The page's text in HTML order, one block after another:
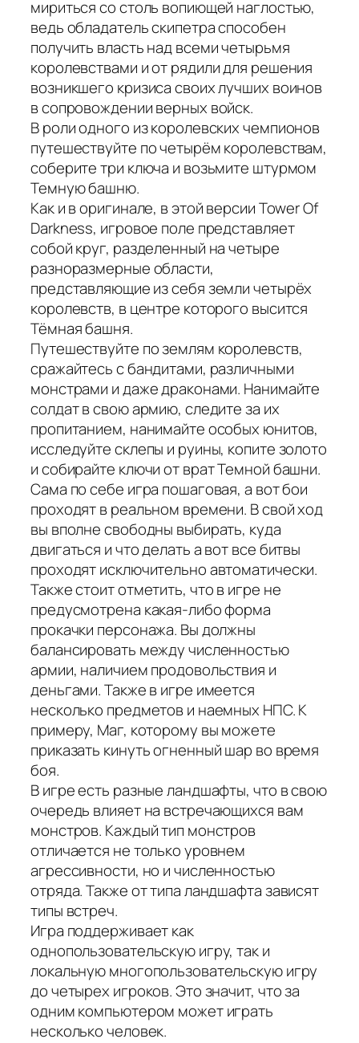
мириться со столь вопиющей наглостью,
ведь обладатель скипетра способен
получить власть над всеми четырьмя
королевствами и от рядили для решения
возникшего кризиса своих лучших воинов
в сопровождении верных войск.
В роли одного из королевских чемпионов
путешествуйте по четырём королевствам,
соберите три ключа и возьмите штурмом
Темную башню.
Как и в оригинале, в этой версии Tower Of
Darkness, игровое поле представляет
собой круг, разделенный на четыре
разноразмерные области,
представляющие из себя земли четырёх
королевств, в центре которого высится
Тёмная башня.
Путешествуйте по землям королевств,
сражайтесь с бандитами, различными
монстрами и даже драконами. Нанимайте
солдат в свою армию, следите за их
пропитанием, нанимайте особых юнитов,
исследуйте склепы и руины, копите золото
и собирайте ключи от врат Темной башни.
Сама по себе игра пошаговая, а вот бои
проходят в реальном времени. В свой ход
вы вполне свободны выбирать, куда
двигаться и что делать а вот все битвы
проходят исключительно автоматически.
Также стоит отметить, что в игре не
предусмотрена какая-либо форма
прокачки персонажа. Вы должны
балансировать между численностью
армии, наличием продовольствия и
деньгами. Также в игре имеется
несколько предметов и наемных НПС. К
примеру, Маг, которому вы можете
приказать кинуть огненный шар во время
боя.
В игре есть разные ландшафты, что в свою
очередь влияет на встречающихся вам
монстров. Каждый тип монстров
отличается не только уровнем
агрессивности, но и численностью
отряда. Также от типа ландшафта зависят
типы встреч.
Игра поддерживает как
однопользовательскую игру, так и
локальную многопользовательскую игру
до четырех игроков. Это значит, что за
одним компьютером может играть
несколько человек.